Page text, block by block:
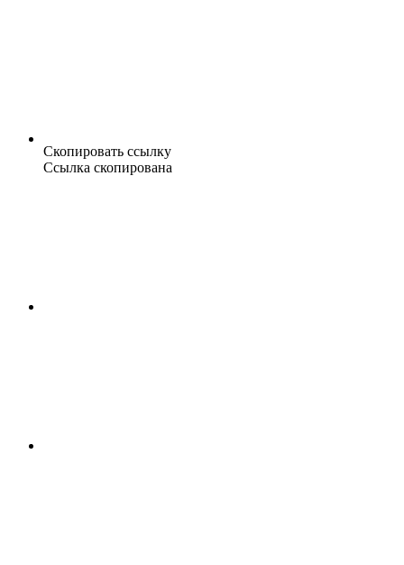
Скопировать ссылку
Ссылка скопирована